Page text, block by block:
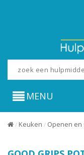
MENU
/ Keuken / Openen